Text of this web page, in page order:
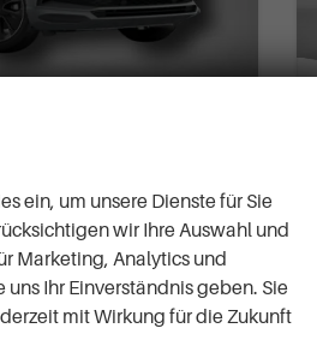
DSG 4x4
Getriebe
Automatik
Außenfarbe Brilliant Silber Metallic
ein, um unsere Dienste für Sie
wir Ihre Auswahl und
Marketing, Analytics und
uns Ihr Einverständnis geben. Sie
mit Wirkung für die Zukunft